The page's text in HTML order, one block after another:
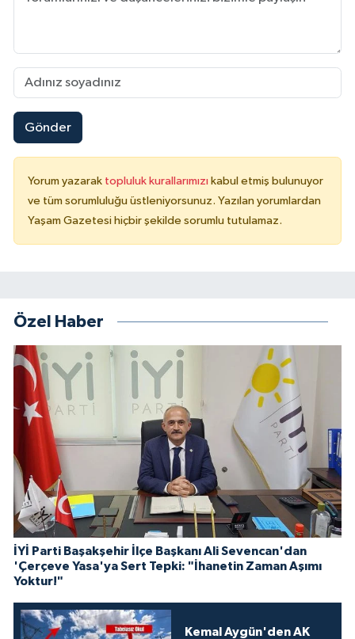
Gönder
Yorum yazarak topluluk kurallarımızı kabul etmiş bulunuyor
ve tüm sorumluluğu üstleniyorsunuz. Yazılan yorumlardan
Yaşam Gazetesi hiçbir şekilde sorumlu tutulamaz.
Özel Haber
İYİ Parti Başakşehir İlçe Başkanı Ali Sevencan'dan
'Çerçeve Yasa'ya Sert Tepki: "İhanetin Zaman Aşımı
Yoktur!"
Kemal Aygün'den AK